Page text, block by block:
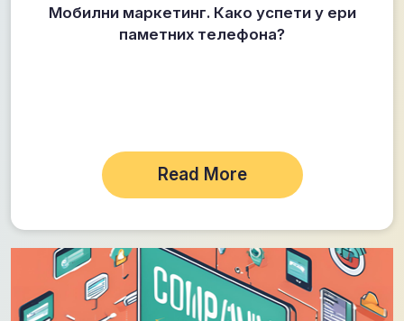
Мобилни маркетинг. Како успети у ери
паметних телефона?
Read More